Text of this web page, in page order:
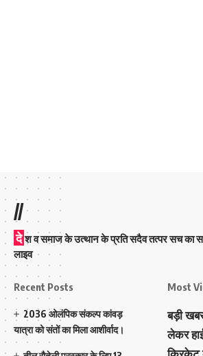
//
दे श व समाज के उत्थान के प्रति सदैव तत्पर सच का
लाइव
Recent Posts
2036 ओलंपिक संकल्प कांवड़
यात्रा को संतों का मिला आशीर्वाद।
Most
बड़ी
लेकर